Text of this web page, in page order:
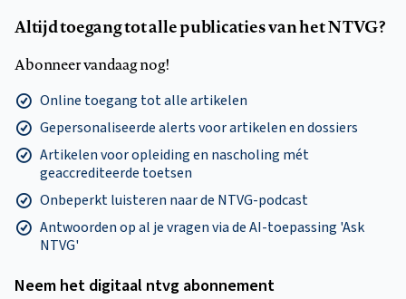
Altijd toegang tot alle publicaties van het NTVG?
Abonneer vandaag nog!
Online toegang tot alle artikelen
Gepersonaliseerde alerts voor artikelen en dossiers
Artikelen voor opleiding en nascholing mét
geaccrediteerde toetsen
Onbeperkt luisteren naar de NTVG-podcast
Antwoorden op al je vragen via de AI-toepassing 'Ask
NTVG'
Neem het digitaal ntvg abonnement